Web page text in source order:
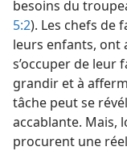
besoins du
5:2). Les chefs de
leurs enfants, ont
s’occuper de leur
grandir et à
tâche peut se
accablante. Mais,
procurent une